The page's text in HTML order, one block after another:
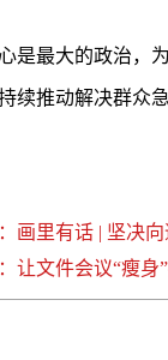
是最大的政治，
续推动解决群众
：画里有话 | 坚决
让文件会议“瘦身